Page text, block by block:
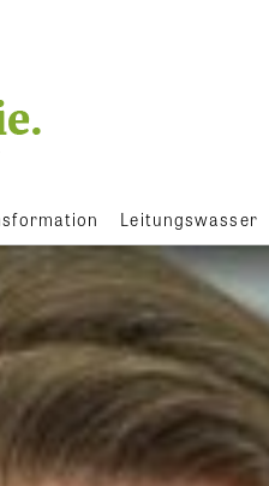
Leitungswasser